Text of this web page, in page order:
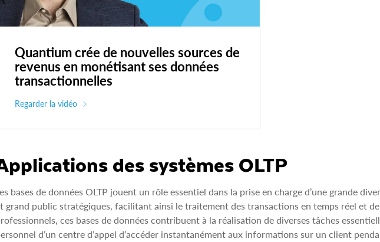
Quantium crée de nouvelles sources de
revenus en monétisant ses données
transactionnelles
Regarder la vidéo
des systèmes OLTP
bases de données OLTP jouent un rôle essentiel dans la prise en charge d’une grande
grand public stratégiques, facilitant ainsi le traitement des transactions en temps réel et
ces bases de données contribuent à la réalisation de diverses tâches
d’un centre d’appel d’accéder instantanément aux informations sur un client